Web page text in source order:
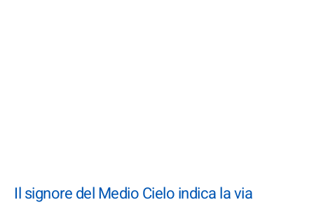
Il signore del Medio Cielo indica la via